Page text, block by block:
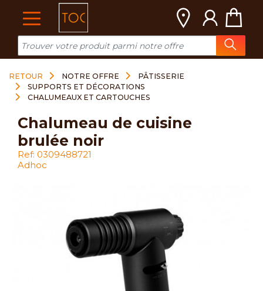
RETOUR NOTRE OFFRE
PÂTISSERIE
SUPPORTS ET DÉCORATIONS
CHALUMEAUX ET CARTOUCHES
chalumeau de cuisine
brulée noir
Ref: 0309488721
Adhoc
Cookies management panel